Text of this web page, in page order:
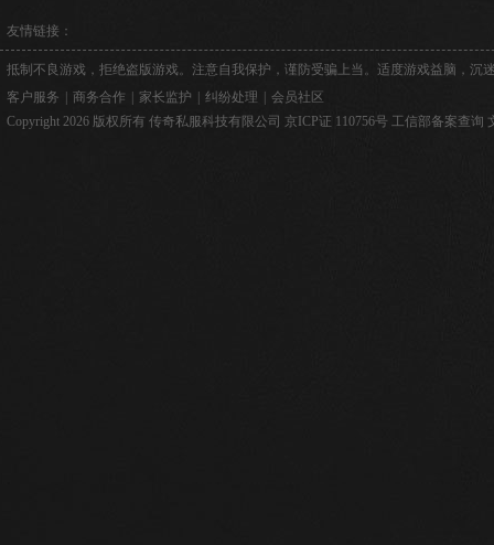
友情链接：
抵制不良游戏，拒绝盗版游戏。注意自我保护，谨防受骗上当。适度游戏益脑，沉
客户服务
商务合作 家长监护 纠纷处理
会员社区
Copyright 2026 版权所有 传奇私服科技有限公司 京ICP证 110756号 工信部备案查询